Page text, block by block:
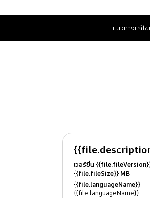
แนวทางแก้ไข
เวอร์ชั่น
{{file.fileSize}} MB
{{file.fileModifiedDate}}
{{file.osNames}}
{{file.languageName}}
{{file.languageName}}